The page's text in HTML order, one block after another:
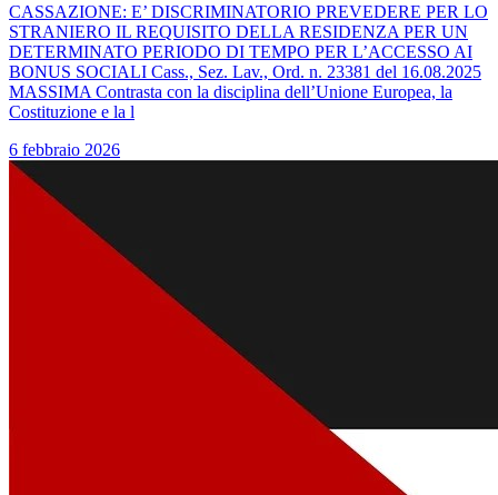
CASSAZIONE: E’ DISCRIMINATORIO PREVEDERE PER LO
STRANIERO IL REQUISITO DELLA RESIDENZA PER UN
DETERMINATO PERIODO DI TEMPO PER L’ACCESSO AI
BONUS SOCIALI Cass., Sez. Lav., Ord. n. 23381 del 16.08.2025
MASSIMA Contrasta con la disciplina dell’Unione Europea, la
Costituzione e la l
6 febbraio 2026